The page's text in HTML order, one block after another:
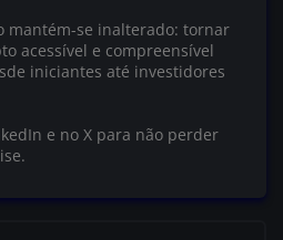
mantém-se inalterado: tornar
acessível e compreensível
iniciantes até investidores
e no X para não perder